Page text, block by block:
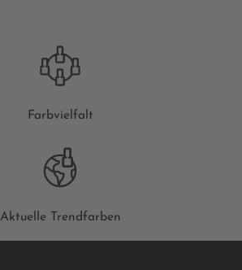
Farbvielfalt
Aktuelle Trendfarben